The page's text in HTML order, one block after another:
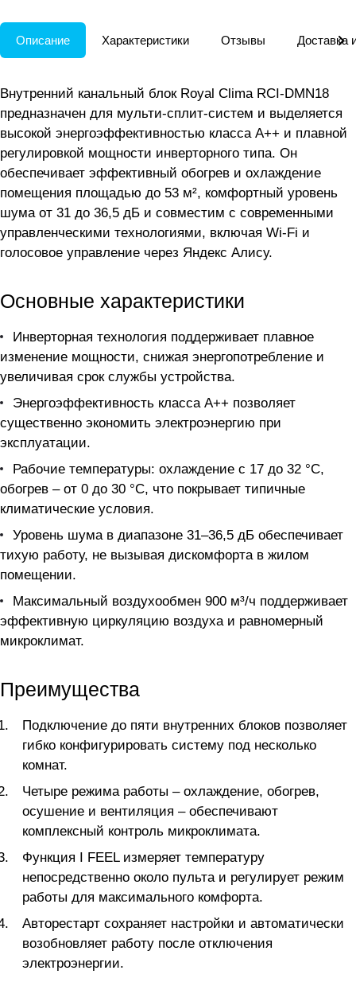
Описание Характеристики Отзывы Доставка
Внутренний канальный блок Royal Clima RCI-DMN18
предназначен для мульти-сплит-систем и выделяется
высокой энергоэффективностью класса А++ и плавной
регулировкой мощности инверторного типа. Он
обеспечивает эффективный обогрев и охлаждение
помещения площадью до 53 м², комфортный уровень
шума от 31 до 36,5 дБ и совместим с современными
управленческими технологиями, включая Wi-Fi и
голосовое управление через Яндекс Алису.
Основные характеристики
Инверторная технология поддерживает плавное
изменение мощности, снижая энергопотребление и
увеличивая срок службы устройства.
Энергоэффективность класса А++ позволяет
существенно экономить электроэнергию при
эксплуатации.
Рабочие температуры: охлаждение с 17 до 32 °C,
обогрев – от 0 до 30 °C, что покрывает типичные
климатические условия.
Уровень шума в диапазоне 31–36,5 дБ обеспечивает
тихую работу, не вызывая дискомфорта в жилом
помещении.
Максимальный воздухoобмен 900 м³/ч поддерживает
эффективную циркуляцию воздуха и равномерный
микроклимат.
Преимущества
Подключение до пяти внутренних блоков позволяет
гибко конфигурировать систему под несколько
комнат.
Четыре режима работы – охлаждение, обогрев,
осушение и вентиляция – обеспечивают
комплексный контроль микроклимата.
Функция I FEEL измеряет температуру
непосредственно около пульта и регулирует режим
работы для максимального комфорта.
Авторестарт сохраняет настройки и автоматически
возобновляет работу после отключения
электроэнергии.